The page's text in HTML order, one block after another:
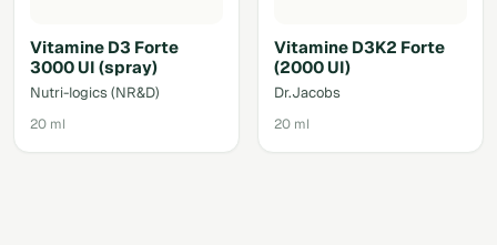
Vitamine D3 Forte
3000 UI (spray)
Nutri-logics (NR&D)
20 ml
Vitamine D3K2 Forte
(2000 UI)
Dr.Jacobs
20 ml